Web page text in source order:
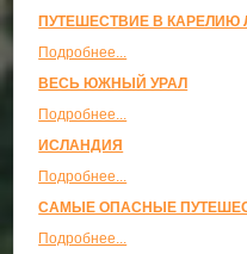
ПУТЕШЕСТВИЕ В КАРЕЛИЮ
Подробнее...
ВЕСЬ ЮЖНЫЙ УРАЛ
Подробнее...
ИСЛАНДИЯ
Подробнее...
САМЫЕ ОПАСНЫЕ
Подробнее...